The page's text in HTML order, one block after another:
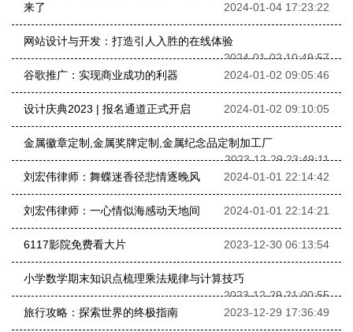
来了
2024-01-04 17:23:22
网站设计与开发：打造引人入胜的在线体验
2024-01-02 10:49:57
谷歌推广：实现商业成功的利器
2024-01-02 09:05:46
设计庆典2023 | 报名通道正式开启 2024-01-02 09:10:05
金属徽章定制,金属奖牌定制,金属纪念品定制加工厂
2023-12-29 23:49:11
刘宏伟律师：舞蝶迷香径悲情逐晚风
2024-01-01 22:14:42
刘宏伟律师：一心情似海感动天地间 2024-01-01 22:14:21
6117影院免费看大片 2023-12-30 06:13:54
小学数学期末知识点梳理乘法规律与计算技巧
2023-12-29 21:00:55
旅行攻略：探索世界的终极指南
2023-12-29 17:36:49